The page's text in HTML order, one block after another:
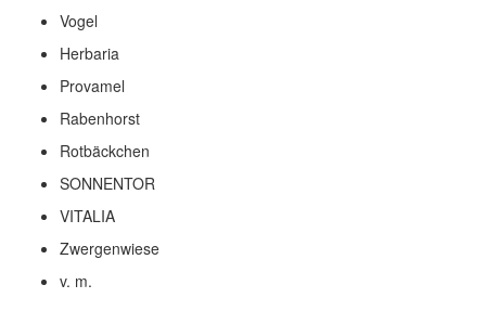
Vogel
Herbaria
Provamel
Rabenhorst
Rotbäckchen
SONNENTOR
VITALIA
Zwergenwiese
v. m.